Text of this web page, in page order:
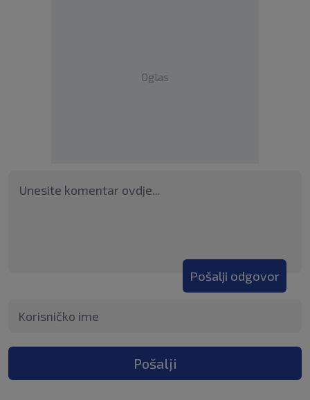
Oglas
Pošalji odgovor
Pošalji